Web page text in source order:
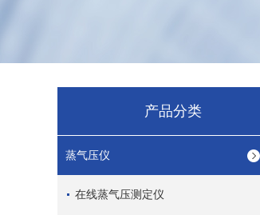
产品分类
蒸气压仪
在线蒸气压测定仪